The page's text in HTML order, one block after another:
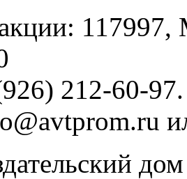
212-60-97.